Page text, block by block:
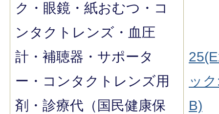
ク・眼鏡・紙おむつ・コ
ンタクトレンズ・血圧
計・補聴器・サポータ
ー・コンタクトレンズ用
剤・診療代（国民健康保
ッ
B)